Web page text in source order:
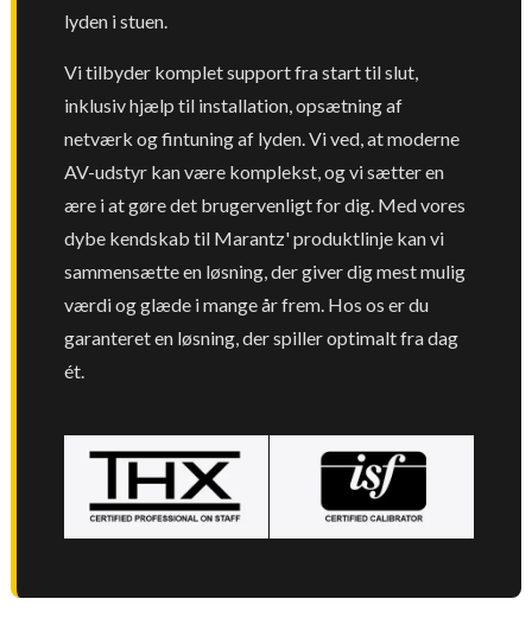
lyden i stuen.
Vi tilbyder komplet support fra start til slut,
inklusiv hjælp til installation, opsætning af
netværk og fintuning af lyden. Vi ved, at moderne
AV-udstyr kan være komplekst, og vi sætter en
ære i at gøre det brugervenligt for dig. Med vores
dybe kendskab til Marantz' produktlinje kan vi
sammensætte en løsning, der giver dig mest mulig
værdi og glæde i mange år frem. Hos os er du
garanteret en løsning, der spiller optimalt fra dag
ét.